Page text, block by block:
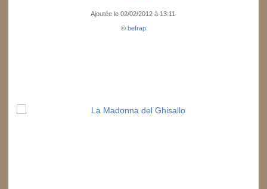
Ajoutée le 02/02/2012 à 13:11
© befrap